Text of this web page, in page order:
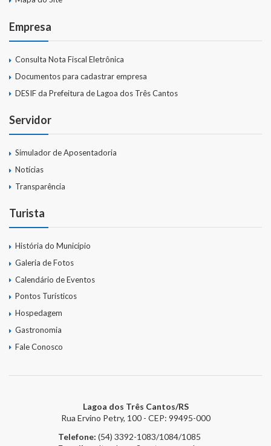
Empresa
Consulta Nota Fiscal Eletrônica
Documentos para cadastrar empresa
DESIF da Prefeitura de Lagoa dos Três Cantos
Servidor
Simulador de Aposentadoria
Notícias
Transparência
Turista
História do Município
Galeria de Fotos
Calendário de Eventos
Pontos Turísticos
Hospedagem
Gastronomia
Fale Conosco
Lagoa dos Três Cantos/RS
Rua Ervino Petry, 100 - CEP: 99495-000
Telefone: (54) 3392-1083/1084/1085